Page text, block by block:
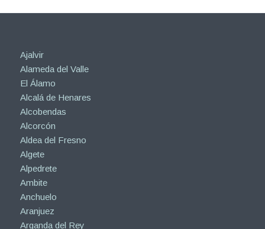
Ajalvir
Alameda del Valle
El Álamo
Alcalá de Henares
Alcobendas
Alcorcón
Aldea del Fresno
Algete
Alpedrete
Ambite
Anchuelo
Aranjuez
Arganda del Rey